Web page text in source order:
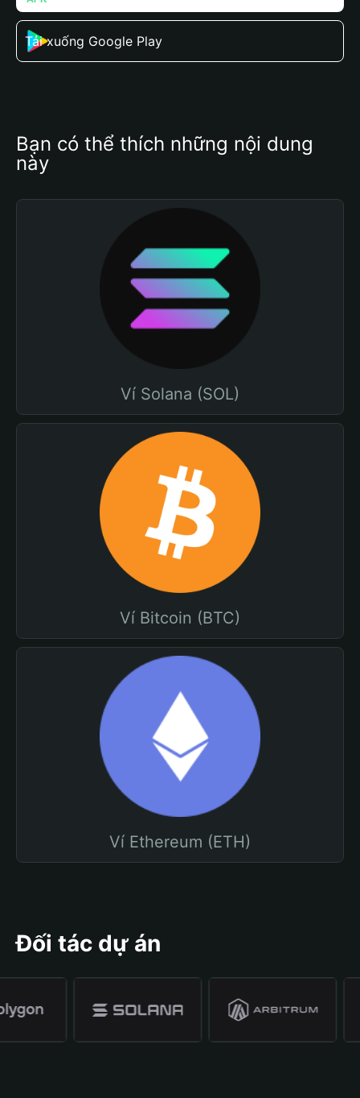
Tải xuống Google Play
Bạn có thể thích những nội dung
này
Ví Solana (SOL)
Ví Bitcoin (BTC)
Ví Ethereum (ETH)
Đối tác dự án